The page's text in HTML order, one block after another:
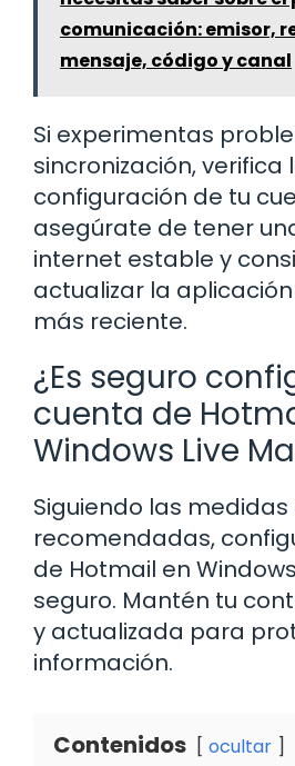
comunicación: emisor,
mensaje, código y canal
Si experimentas
sincronización, verifica
configuración de tu
asegúrate de tener
internet estable y
actualizar la
más reciente.
¿Es seguro
cuenta de
Windows Live
Siguiendo las
recomendadas,
de Hotmail en
seguro. Mantén tu
y actualizada para
información.
Contenidos ocultar